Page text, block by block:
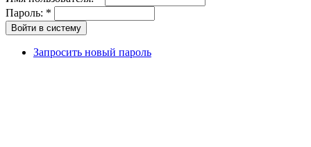
Пароль: *
Запросить новый пароль